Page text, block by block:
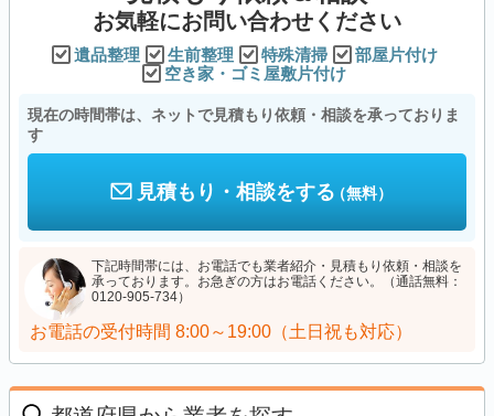
お気軽にお問い合わせください
遺品整理 生前整理 特殊清掃
部屋片付け
空き家・ゴミ屋敷片付け
現在の時間帯は、ネットで見積もり依頼・相談を承っておりま
す
見積もり・相談をする（無料）
下記時間帯には、お電話でも業者紹介・見積もり依頼・相談を
承っております。お急ぎの方はお電話ください。（通話無料：
0120-905-734）
お電話の受付時間 8:00～19:00（土日祝も対応）